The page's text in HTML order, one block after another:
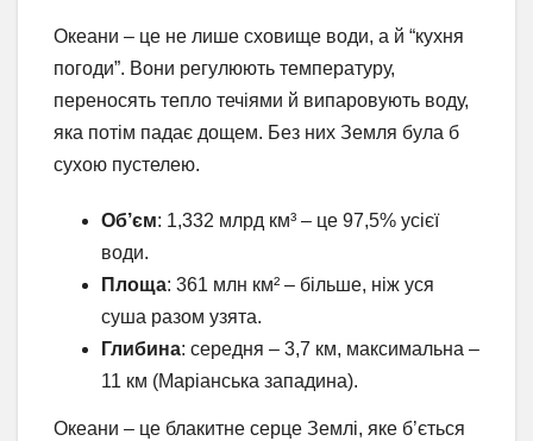
Океани – це не лише сховище води, а й “кухня
погоди”. Вони регулюють температуру,
переносять тепло течіями й випаровують воду,
яка потім падає дощем. Без них Земля була б
сухою пустелею.
Об’єм: 1,332 млрд км³ – це 97,5% усієї
води.
Площа: 361 млн км² – більше, ніж уся
суша разом узята.
Глибина: середня – 3,7 км, максимальна –
11 км (Маріанська западина).
Океани – це блакитне серце Землі, яке б’ється